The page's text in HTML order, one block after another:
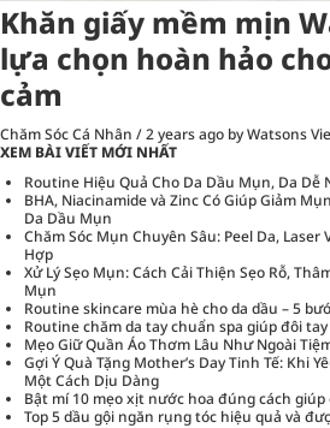
Khăn giấy mềm mịn
lựa chọn hoàn hảo
cảm
Chăm Sóc Cá Nhân /2 years ago by Watsons
XEM BÀI VIẾT MỚI NHẤT
Routine Hiệu Quả Cho Da Dầu Mụn, Da Dễ
BHA, Niacinamide và Zinc Có Giúp Giảm
Da Dầu Mụn
Chăm Sóc Mụn Chuyên Sâu: Peel Da, Laser
Hợp
Xử Lý Sẹo Mụn: Cách Cải Thiện Sẹo Rỗ,
Mụn
Routine skincare mùa hè cho da dầu – 5
Routine chăm da tay chuẩn spa giúp đôi tay
Mẹo Giữ Quần Áo Thơm Lâu Như Ngoài
Gợi Ý Quà Tặng Mother’s Day Tinh Tế: Khi
Một Cách Dịu Dàng
Bật mí 10 mẹo xịt nước hoa đúng cách
Top 5 dầu gội ngăn rụng tóc hiệu quả và